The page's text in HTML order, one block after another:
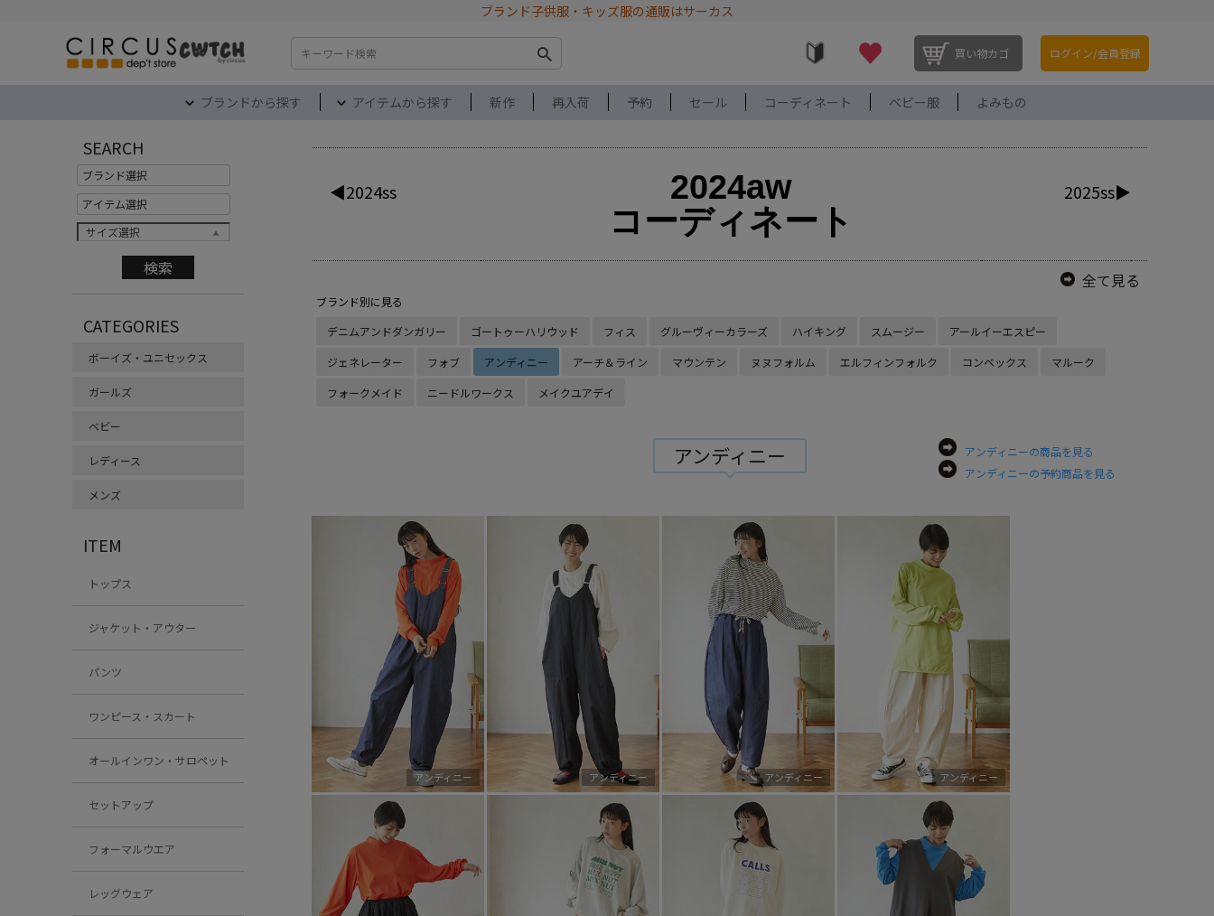
ブランド子供服・キッズ服の通販はサーカス
検索 買い物カゴ ログイン/会員登録
ブランドから探す アイテムから探す 新作 再入荷 予約 セール コーディネート ベビー服 よみもの
SEARCH
サイズ選択
CATEGORIES
ボーイズ・ユニセックス
ガールズ
ベビー
レディース
メンズ
ITEM
トップス
ジャケット・アウター
パンツ
ワンピース・スカート
オールインワン・サロペット
セットアップ
フォーマルウエア
レッグウェア
◀2024ss
2024aw
コーディネート
2025ss▶
全て見る
ブランド別に見る
デニムアンドダンガリー
ゴートゥーハリウッド フィス グルーヴィーカラーズ ハイキング スムージー
アールイーエスピー
ジェネレーター
フォブ アンディニー アーチ＆ライン マウンテン ヌヌフォルム エルフィンフォルク コンベックス
マルーク
フォークメイド
ニードルワークス メイクユアデイ
アンディニー
アンディニーの商品を見る
アンディニーの予約商品を見る
アンディニー アンディニー アンディニー アンディニー